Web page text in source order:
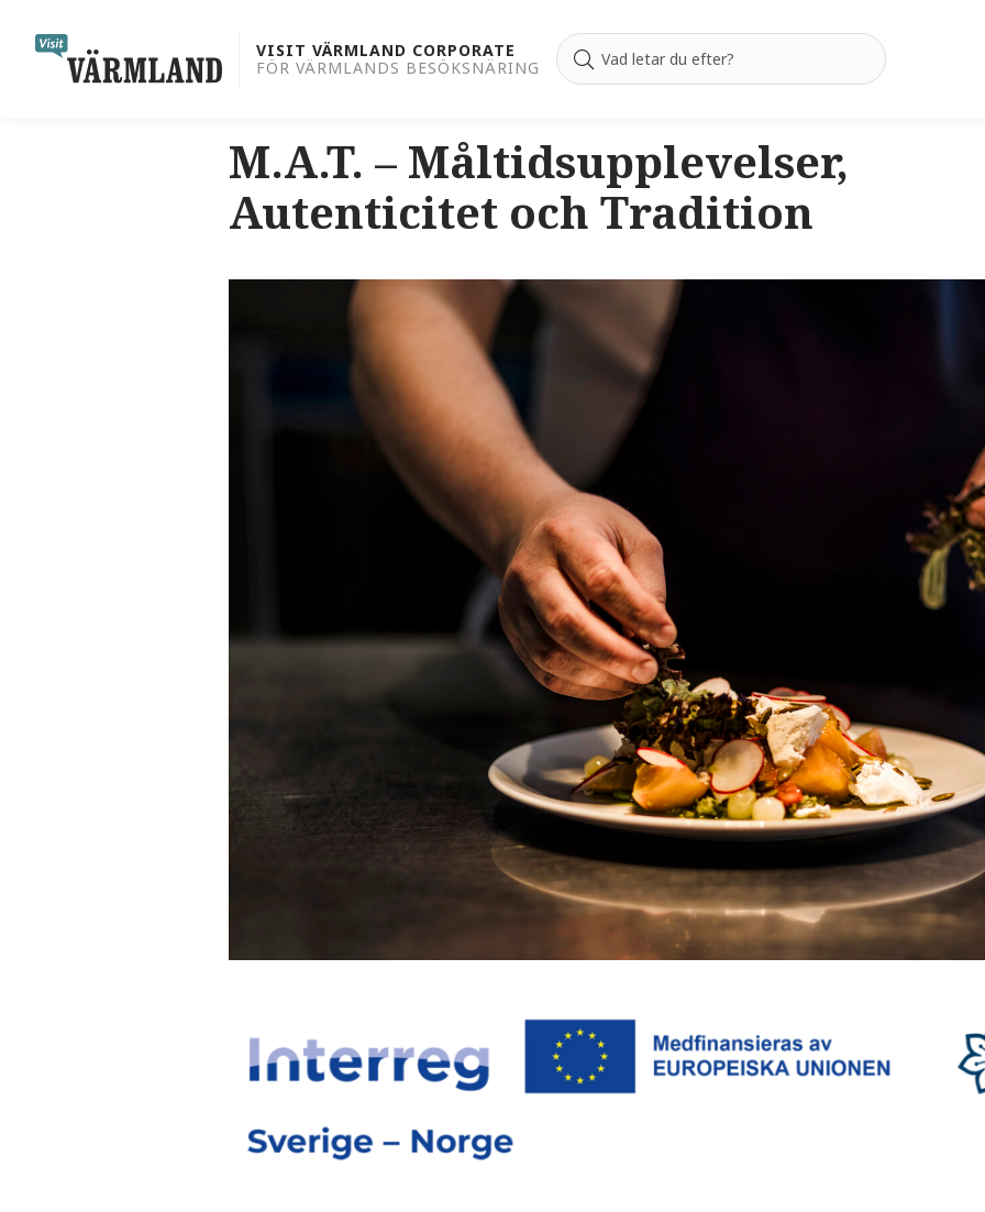
content
VISIT VÄRMLAND CORPORATE
FÖR VÄRMLANDS BESÖKSNÄRING
M.A.T. – Måltidsupplevelser,
Autenticitet och Tradition